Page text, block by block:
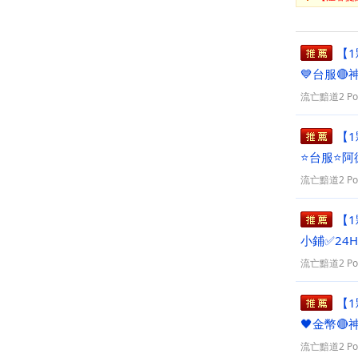
💙台服🔴
流亡黯道2
⭐台服⭐️
💡
流亡黯道2
小鋪
問開單
流亡黯道2
🖤金幣🔴
流亡黯道2